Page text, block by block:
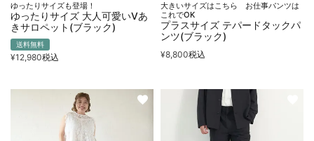
ゆったりサイズも登場！
ゆったりサイズ 大人可愛いVあ
きサロペット(ブラック)
送料無料
¥12,980税込
大きいサイズはこちら お仕事パンツは
これでOK
プラスサイズ テパードタックパ
ンツ(ブラック)
¥8,800税込